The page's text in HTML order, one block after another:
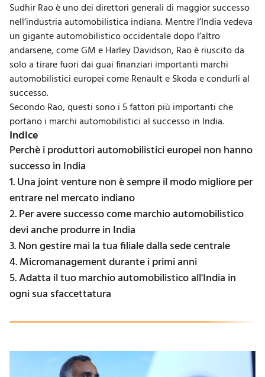
Sudhir Rao è uno dei direttori generali di maggior successo
nell’industria automobilistica indiana. Mentre l’India vedeva
un gigante automobilistico occidentale dopo l’altro
andarsene, come GM e Harley Davidson, Rao è riuscito da
solo a tirare fuori dai guai finanziari importanti marchi
automobilistici europei come Renault e Skoda e condurli al
successo.
Secondo Rao, questi sono i 5 fattori più importanti che
portano i marchi automobilistici al successo in India.
Indice
Perchè i produttori automobilistici europei non hanno
successo in India
1. Una joint venture non è sempre il modo migliore per
entrare nel mercato indiano
2. Per avere successo come marchio automobilistico
devi anche produrre in India
3. Non gestire mai la tua filiale dalla sede centrale
4. Micromanagement durante i primi anni
5. Adatta il tuo marchio automobilistico all'India in
ogni sua sfaccettatura